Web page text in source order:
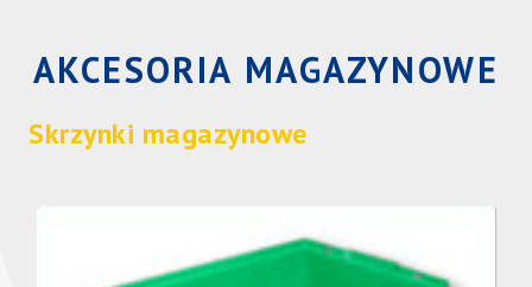
Węże ssawne dla przemysłu drzewnego
AKCESORIA MAGAZYNOWE
Skrzynki magazynowe